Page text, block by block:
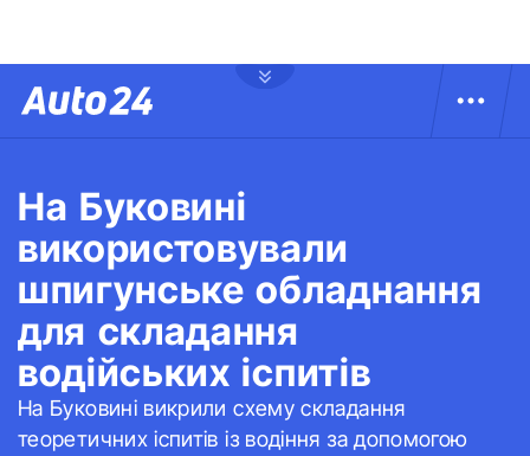
На Буковині
використовували
шпигунське обладнання
для складання
водійських іспитів
На Буковині викрили схему складання
теоретичних іспитів із водіння за допомогою